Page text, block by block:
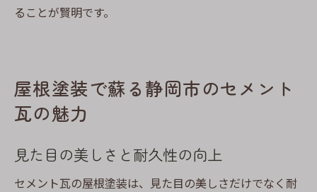
ることが賢明です。
屋根塗装で蘇る静岡市のセメント
瓦の魅力
見た目の美しさと耐久性の向上
セメント瓦の屋根塗装は、見た目の美しさだけでなく耐